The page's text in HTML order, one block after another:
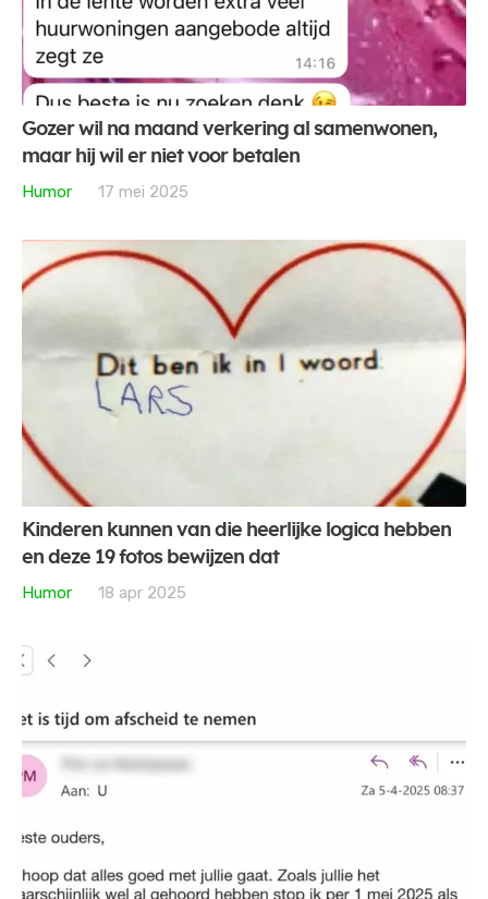
Gozer wil na maand verkering al samenwonen,
maar hij wil er niet voor betalen
Humor
17 mei 2025
Kinderen kunnen van die heerlijke logica hebben
en deze 19 fotos bewijzen dat
Humor
18 apr 2025